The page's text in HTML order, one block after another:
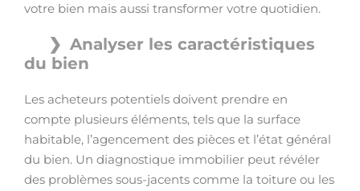
votre bien mais aussi transformer votre quotidien.
Analyser les caractéristiques
du bien
Les acheteurs potentiels doivent prendre en
compte plusieurs éléments, tels que la surface
habitable, l’agencement des pièces et l’état général
du bien. Un diagnostique immobilier peut révéler
des problèmes sous-jacents comme la toiture ou les